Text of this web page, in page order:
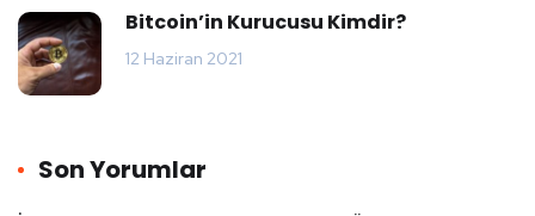
Bitcoin’in Kurucusu Kimdir?
12 Haziran 2021
Son Yorumlar